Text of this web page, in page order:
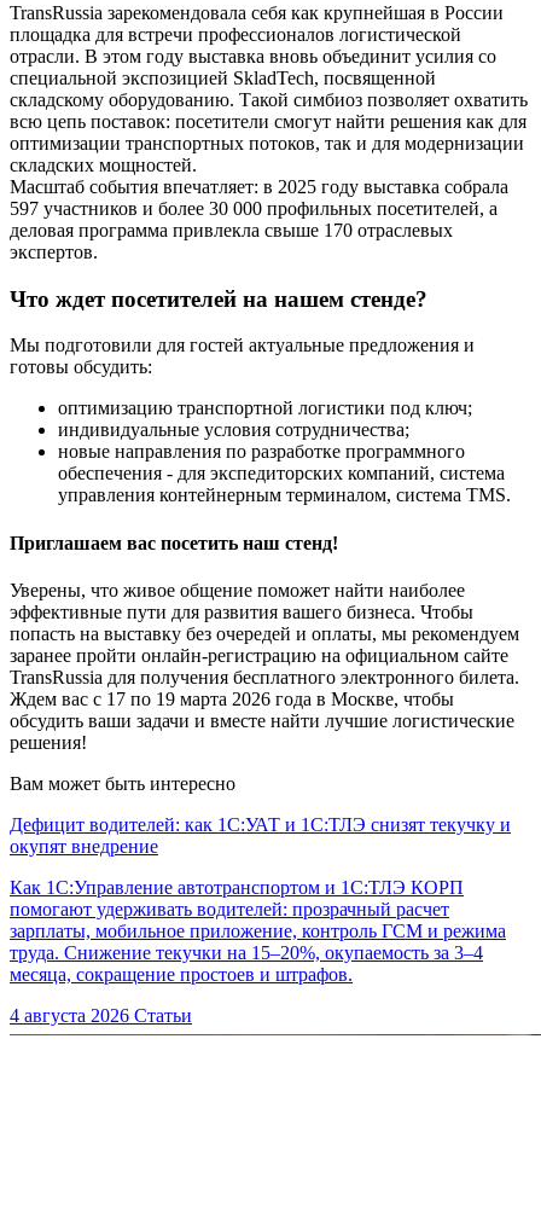
TransRussia зарекомендовала себя как крупнейшая в России
площадка для встречи профессионалов логистической
отрасли. В этом году выставка вновь объединит усилия со
специальной экспозицией SkladTech, посвященной
складскому оборудованию. Такой симбиоз позволяет охватить
всю цепь поставок: посетители смогут найти решения как для
оптимизации транспортных потоков, так и для модернизации
складских мощностей.
Масштаб события впечатляет: в 2025 году выставка собрала
597 участников и более 30 000 профильных посетителей, а
деловая программа привлекла свыше 170 отраслевых
экспертов.
Что ждет посетителей на нашем стенде?
Мы подготовили для гостей актуальные предложения и
готовы обсудить:
оптимизацию транспортной логистики под ключ;
индивидуальные условия сотрудничества;
новые направления по разработке программного
обеспечения - для экспедиторских компаний, система
управления контейнерным терминалом, система TMS.
Приглашаем вас посетить наш стенд!
Уверены, что живое общение поможет найти наиболее
эффективные пути для развития вашего бизнеса. Чтобы
попасть на выставку без очередей и оплаты, мы рекомендуем
заранее пройти онлайн-регистрацию на официальном сайте
TransRussia для получения бесплатного электронного билета.
Ждем вас с 17 по 19 марта 2026 года в Москве, чтобы
обсудить ваши задачи и вместе найти лучшие логистические
решения!
Вам может быть интересно
Дефицит водителей: как 1С:УАТ и 1С:ТЛЭ снизят текучку и
окупят внедрение
Как 1С:Управление автотранспортом и 1С:ТЛЭ КОРП
помогают удерживать водителей: прозрачный расчет
зарплаты, мобильное приложение, контроль ГСМ и режима
труда. Снижение текучки на 15–20%, окупаемость за 3–4
месяца, сокращение простоев и штрафов.
4 августа 2026 Статьи